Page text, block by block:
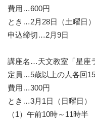
費用…600円
とき…2月28日（土曜日
申込締切…2月9日
講座名…天文教室「星座
定員…5歳以上の人各回
費用…300円
とき…3月1日（日曜日）
（1）午前10時～11時半